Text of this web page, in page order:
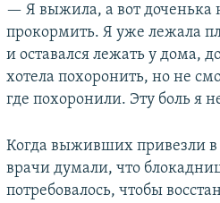
— Я выжила, а вот доченька
прокормить. Я уже лежала
и оставался лежать у дома,
хотела похоронить, но не
где похоронили. Эту боль я
Когда выживших привезли в
врачи думали, что
потребовалось, чтобы